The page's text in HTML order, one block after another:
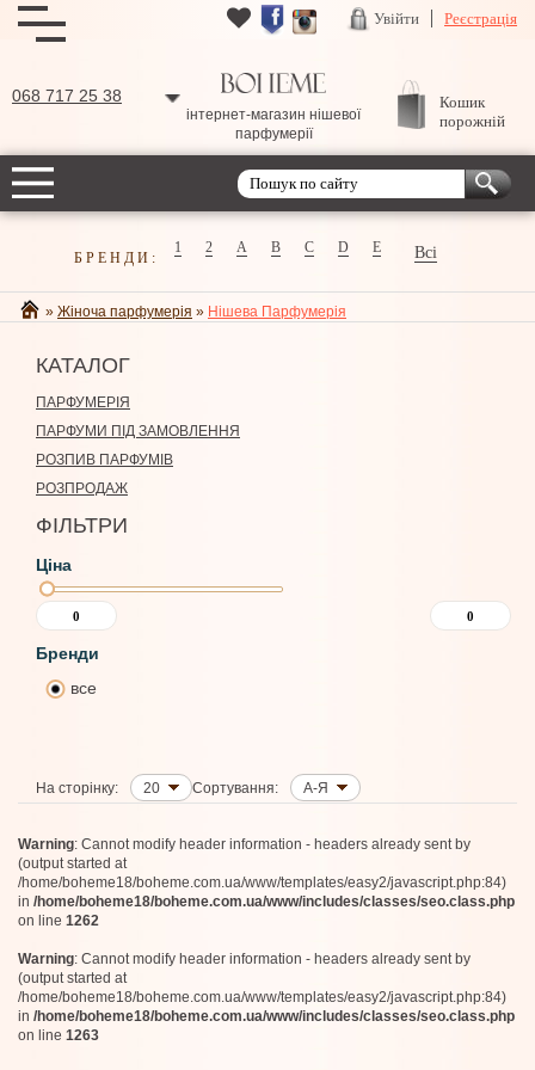
Увійти Реєстрація
068 717 25 38
інтернет-магазин нішевої
парфумерії
Кошик
порожній
БРЕНДИ:
1 2 A B C D E Всі
» Жіноча парфумерія » Нішева Парфумерія
КАТАЛОГ
ПАРФУМЕРІЯ
ПАРФУМИ ПІД ЗАМОВЛЕННЯ
РОЗПИВ ПАРФУМІВ
РОЗПРОДАЖ
ФІЛЬТРИ
Ціна
Бренди
все
На сторінку: 20 Сортування: А-Я
Warning: Cannot modify header information - headers already sent by
(output started at
/home/boheme18/boheme.com.ua/www/templates/easy2/javascript.php:84)
in /home/boheme18/boheme.com.ua/www/includes/classes/seo.class.php
on line 1262
Warning: Cannot modify header information - headers already sent by
(output started at
/home/boheme18/boheme.com.ua/www/templates/easy2/javascript.php:84)
in /home/boheme18/boheme.com.ua/www/includes/classes/seo.class.php
on line 1263